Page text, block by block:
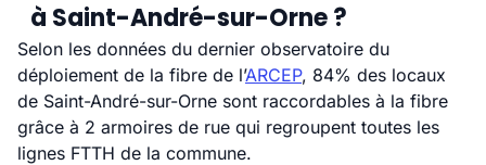
à Saint-André-sur-Orne ?
Selon les données du dernier observatoire du
déploiement de la fibre de l’ARCEP, 84% des locaux
de Saint-André-sur-Orne sont raccordables à la fibre
grâce à 2 armoires de rue qui regroupent toutes les
lignes FTTH de la commune.